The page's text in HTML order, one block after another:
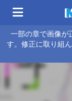
一部の章で画像が
す。修正に取り組